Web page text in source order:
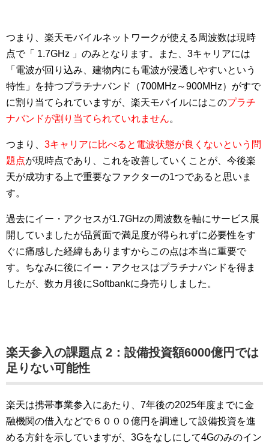
つまり、楽天モバイルネットワークが使える周波数は現時
点で「 1.7GHz 」のみとなります。また、3キャリアには
「電波が回り込み、建物内にも電波が浸透しやすいという
特性」を持つプラチナバンド（700MHz～900MHz）がすで
に割り当てられていますが、楽天モバイルにはこのプラチ
ナバンドが割り当てられていれません。
つまり、 3キャリアに比べると電波状態が良くないという問
題点が現時点であり、これを改善していくことが、今後楽
天が成功する上で重要なファクターの1つであると思いま
す。
過去にイー・アクセスが1.7GHzの周波数を軸にサービス展
開していましたが品質面で満足度が得られずに必要性をす
ぐに痛感した経緯もありますからこの点は本当に重要で
す。ちなみに後にイー・アクセスはプラチナバンドを得ま
したが、数カ月後にSoftbankに身売りしました。
楽天参入の課題点 2：設備投資額6000億円では
足りない可能性
楽天は携帯事業参入にあたり、7年後の2025年度までに金
融機関の借入などで６０００億円を調達して設備投資を進
める方針を示していますが、3Gをなしにして4Gのみのイン